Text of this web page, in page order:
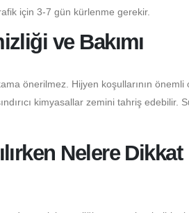
için 3-7 gün kürlenme gerekir.
ve Bakımı
önerilmez. Hijyen koşullarının önemli
kimyasallar zemini tahriş edebilir.
Nelere Dikkat